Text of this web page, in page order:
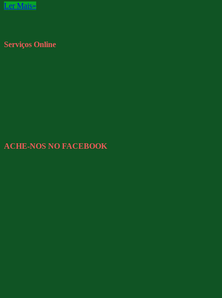
Ler Mais»
Serviços Online
ACHE-NOS NO FACEBOOK